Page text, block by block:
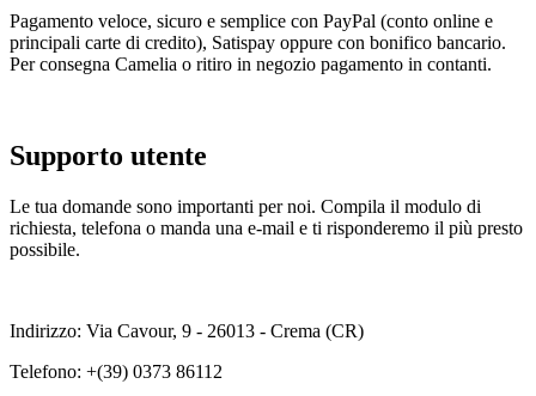
Pagamento veloce, sicuro e semplice con PayPal (conto online e
principali carte di credito), Satispay oppure con bonifico bancario.
Per consegna Camelia o ritiro in negozio pagamento in contanti.
Supporto utente
Le tua domande sono importanti per noi. Compila il modulo di
richiesta, telefona o manda una e-mail e ti risponderemo il più presto
possibile.
Indirizzo: Via Cavour, 9 - 26013 - Crema (CR)
Telefono: +(39) 0373 86112